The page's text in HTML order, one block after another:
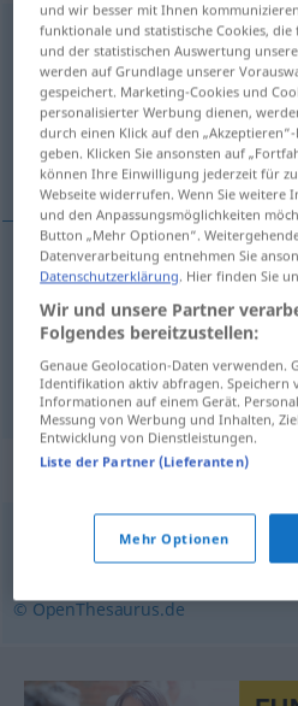
Gedrängen
Übersicht aller
(Für mehr Details die Übersetzung
het nauw, gedrang, drukte
(het)gedrang,drukte
(het)nauw Gedränge
Synonyme für
Getümmel,Gemenge
© OpenThesaurus.de
und wir besser mit Ihnen
funktionale und statistische Cookies,
und der statistischen Auswertung
werden auf Grundlage unserer
gespeichert. Marketing-Cookies und
personalisierter Werbung dienen,
durch einen Klick auf den
geben. Klicken Sie ansonsten auf
können Ihre Einwilligung jederzeit für
Webseite widerrufen. Wenn Sie weitere
und den Anpassungsmöglichkeiten
Button „Mehr Optionen“.
Datenverarbeitung entnehmen Sie
Datenschutzerklärung. Hier finden Sie
Wir und unsere Partner
Folgendes bereitzustellen:
Genaue Geolocation-Daten verwenden.
Identifikation aktiv abfragen.
Informationen auf einem Gerät.
Messung von Werbung und Inhalten,
Entwicklung von Dienstleistungen.
Liste der Partner (Lieferanten)
Mehr Optionen